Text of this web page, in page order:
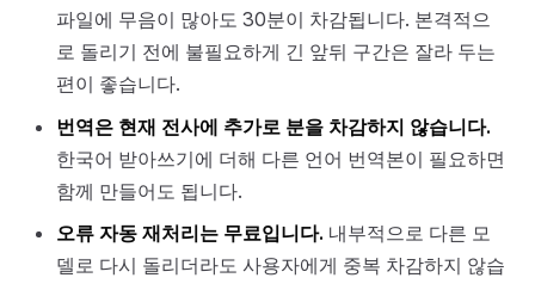
파일에 무음이 많아도 30분이 차감됩니다. 본격적으
로 돌리기 전에 불필요하게 긴 앞뒤 구간은 잘라 두는
편이 좋습니다.
번역은 현재 전사에 추가로 분을 차감하지 않습니다.
한국어 받아쓰기에 더해 다른 언어 번역본이 필요하면
함께 만들어도 됩니다.
오류 자동 재처리는 무료입니다. 내부적으로 다른 모
델로 다시 돌리더라도 사용자에게 중복 차감하지 않습